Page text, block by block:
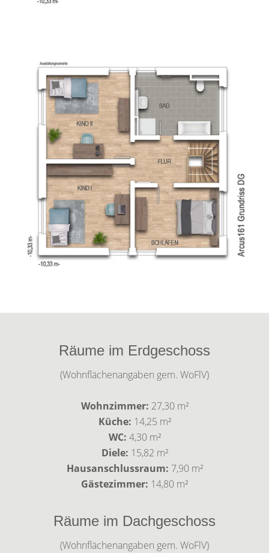
Räume im Erdgeschoss
(Wohnflächenangaben gem. WoFlV)
Wohnzimmer: 27,30 m²
Küche: 14,25 m²
WC: 4,30 m²
Diele: 15,82 m²
Hausanschlussraum: 7,90 m²
Gästezimmer: 14,80 m²
Räume im Dachgeschoss
(Wohnflächenangaben gem. WoFlV)